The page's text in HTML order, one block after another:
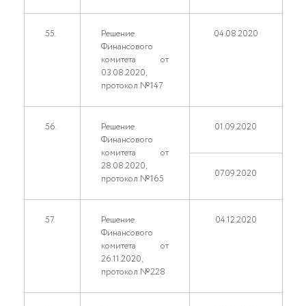
55.
Решение
Финансового
комитета от
03.08.2020,
протокол №147
04.08.2020
56.
Решение
Финансового
комитета от
28.08.2020,
протокол №165
01.09.2020
07.09.2020
57.
Решение
Финансового
комитета от
26.11.2020,
протокол №228
04.12.2020